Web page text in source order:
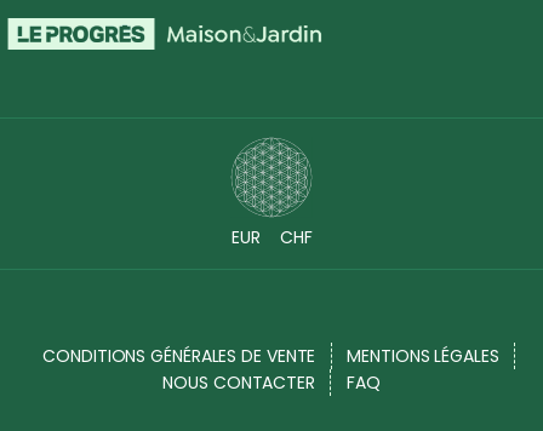
EUR CHF
CONDITIONS GÉNÉRALES DE VENTE
MENTIONS LÉGALES
NOUS CONTACTER
FAQ